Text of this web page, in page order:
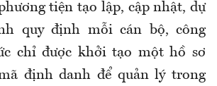
tiện tạo lập, cập nhật, dự
quy định mỗi cán bộ, công
chỉ được khởi tạo một hồ sơ
định danh để quản lý trong